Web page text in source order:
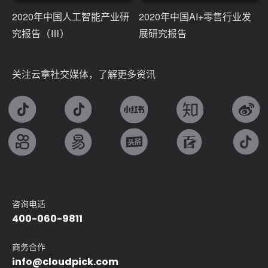
2020年中国人工智能产业研
究报告（Ⅲ）
2020年中国AI+零售行业发
展研究报告
关注云拿社交媒体，了解更多资讯
咨询电话
400-060-9811
商务合作
info@cloudpick.com